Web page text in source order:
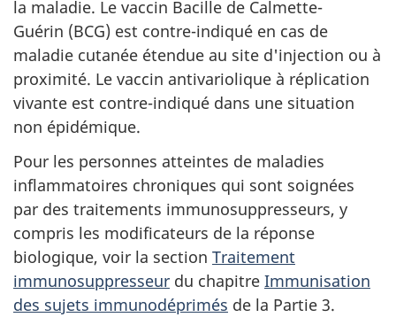
la maladie. Le vaccin Bacille de Calmette-
Guérin (BCG) est contre-indiqué en cas de
maladie cutanée étendue au site d'injection ou à
proximité. Le vaccin antivariolique à réplication
vivante est contre-indiqué dans une situation
non épidémique.
Pour les personnes atteintes de maladies
inflammatoires chroniques qui sont soignées
par des traitements immunosuppresseurs, y
compris les modificateurs de la réponse
biologique, voir la section Traitement
immunosuppresseur du chapitre Immunisation
des sujets immunodéprimés de la Partie 3.